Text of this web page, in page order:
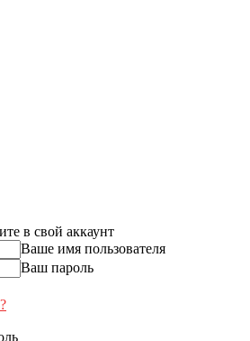
в свой аккаунт
Ваше имя пользователя
Ваш пароль